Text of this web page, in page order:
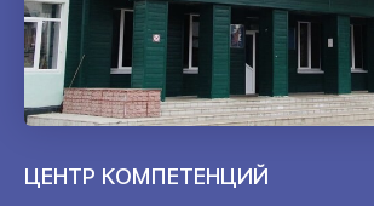
ЦЕНТР КОМПЕТЕНЦИЙ